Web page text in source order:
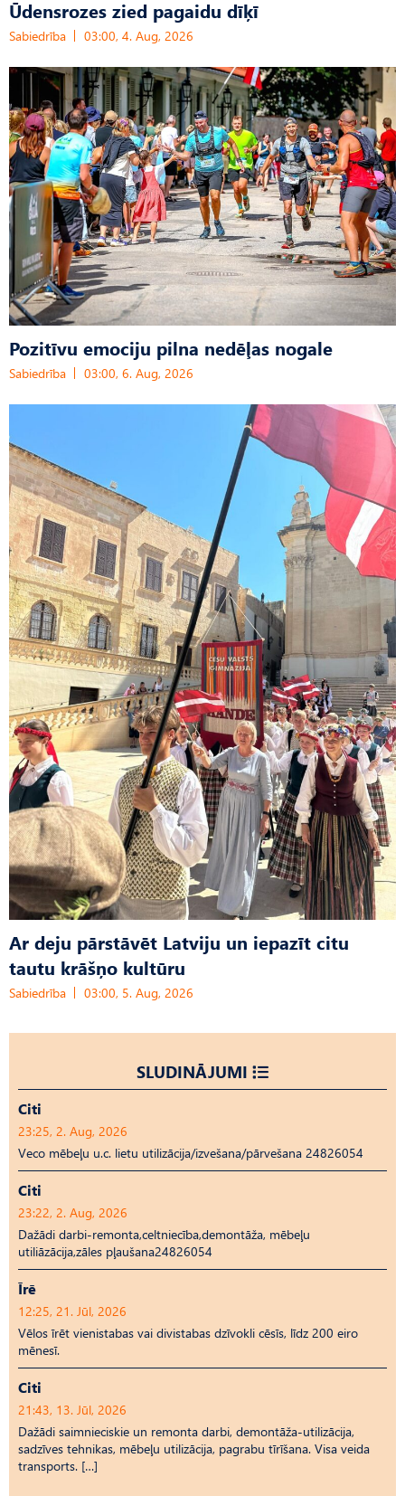
Ūdensrozes zied pagaidu dīķī
Sabiedrība 03:00, 4. Aug, 2026
Pozitīvu emociju pilna nedēļas nogale
Sabiedrība 03:00, 6. Aug, 2026
Ar deju pārstāvēt Latviju un iepazīt citu
tautu krāšņo kultūru
Sabiedrība 03:00, 5. Aug, 2026
SLUDINĀJUMI
Citi
23:25, 2. Aug, 2026
Veco mēbeļu u.c. lietu utilizācija/izvešana/pārvešana 24826054
Citi
23:22, 2. Aug, 2026
Dažādi darbi-remonta,celtniecība,demontāža, mēbeļu
utiliāzācija,zāles pļaušana24826054
Īrē
12:25, 21. Jūl, 2026
Vēlos īrēt vienistabas vai divistabas dzīvokli cēsīs, līdz 200 eiro
mēnesī.
Citi
21:43, 13. Jūl, 2026
Dažādi saimnieciskie un remonta darbi, demontāža-utilizācija,
sadzīves tehnikas, mēbeļu utilizācija, pagrabu tīrīšana. Visa veida
transports. […]